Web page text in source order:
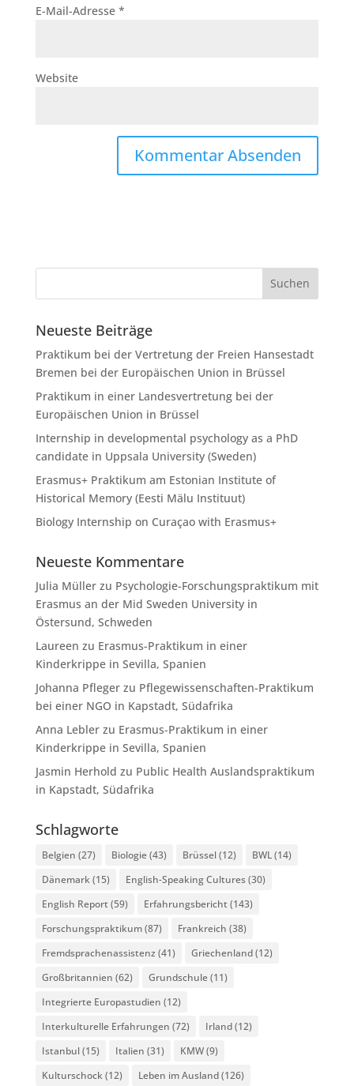
E-Mail-Adresse *
Website
Neueste Beiträge
Praktikum bei der Vertretung der Freien Hansestadt
Bremen bei der Europäischen Union in Brüssel
Praktikum in einer Landesvertretung bei der
Europäischen Union in Brüssel
Internship in developmental psychology as a PhD
candidate in Uppsala University (Sweden)
Erasmus+ Praktikum am Estonian Institute of
Historical Memory (Eesti Mälu Instituut)
Biology Internship on Curaçao with Erasmus+
Neueste Kommentare
Julia Müllerzu Psychologie-Forschungspraktikum mit
Erasmus an der Mid Sweden University in
Östersund, Schweden
Laureen zu Erasmus-Praktikum in einer
Kinderkrippe in Sevilla, Spanien
Johanna Pflegerzu Pflegewissenschaften-Praktikum
bei einer NGO in Kapstadt, Südafrika
Anna Leblerzu Erasmus-Praktikum in einer
Kinderkrippe in Sevilla, Spanien
Jasmin Herhold zu Public Health Auslandspraktikum
in Kapstadt, Südafrika
Schlagworte
Belgien (27) Biologie(43) Brüssel(12) BWL(14)
Dänemark (15) English-Speaking Cultures(30)
English Report (59) Erfahrungsbericht (143)
Forschungspraktikum(87) Frankreich (38)
Fremdsprachenassistenz(41) Griechenland(12)
Großbritannien (62) Grundschule(11)
Integrierte Europastudien (12)
Interkulturelle Erfahrungen (72) Irland(12)
Istanbul(15) Italien (31) KMW(9)
Kulturschock (12) Leben im Ausland(126)